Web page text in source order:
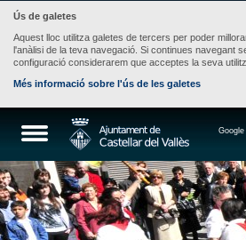
Ús de galetes
Aquest lloc utilitza galetes de tercers per poder
l'anàlisi de la teva navegació. Si continues navegant
configuració considerarem que acceptes la seva
Més informació sobre l'ús de les galetes